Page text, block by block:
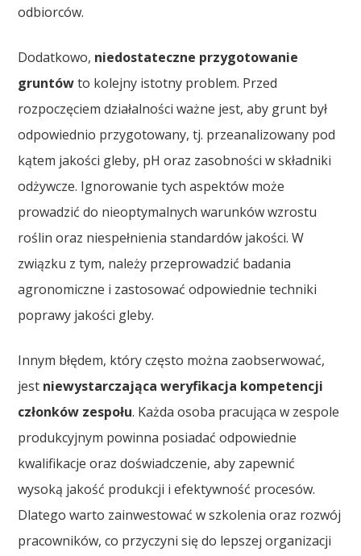
odbiorców.
Dodatkowo, niedostateczne przygotowanie
gruntówto kolejny istotny problem. Przed
rozpoczęciem działalności ważne jest, aby grunt był
odpowiednio przygotowany, tj. przeanalizowany pod
kątem jakości gleby, pH oraz zasobności w składniki
odżywcze. Ignorowanie tych aspektów może
prowadzić do nieoptymalnych warunków wzrostu
roślin oraz niespełnienia standardów jakości. W
związku z tym, należy przeprowadzić badania
agronomiczne i zastosować odpowiednie techniki
poprawy jakości gleby.
Innym błędem, który często można zaobserwować,
jest niewystarczająca weryfikacja kompetencji
członków zespołu. Każda osoba pracująca w zespole
produkcyjnym powinna posiadać odpowiednie
kwalifikacje oraz doświadczenie, aby zapewnić
wysoką jakość produkcji i efektywność procesów.
Dlatego warto zainwestować w szkolenia oraz rozwój
pracowników, co przyczyni się do lepszej organizacji